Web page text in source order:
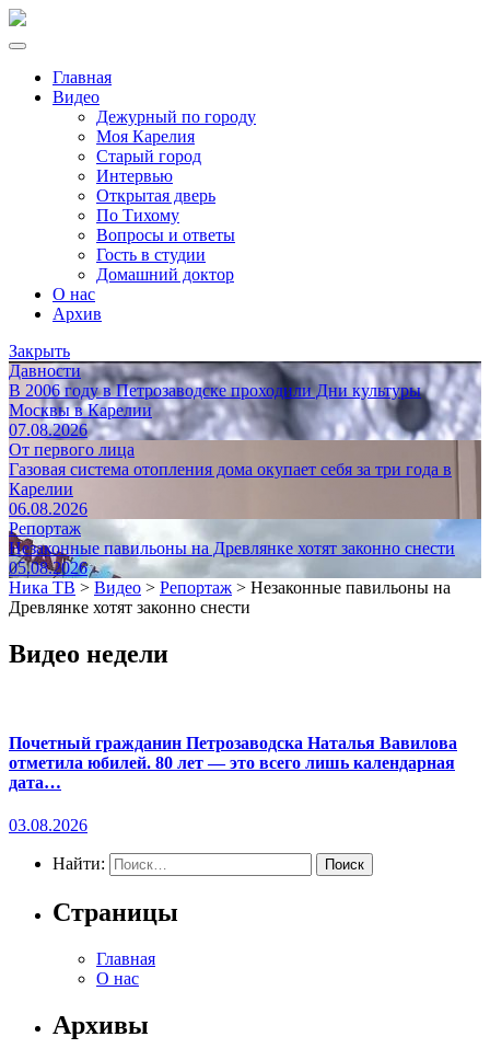
Главная
Видео
Дежурный по городу
Моя Карелия
Старый город
Интервью
Открытая дверь
По Тихому
Вопросы и ответы
Гость в студии
Домашний доктор
О нас
Архив
Закрыть
Давности
В 2006 году в Петрозаводске проходили Дни культуры
Москвы в Карелии
07.08.2026
От первого лица
Газовая система отопления дома окупает себя за три года в
Карелии
06.08.2026
Репортаж
Незаконные павильоны на Древлянке хотят законно снести
05.08.2026
Ника ТВ > Видео > Репортаж > Незаконные павильоны на
Древлянке хотят законно снести
Видео недели
Почетный гражданин Петрозаводска Наталья Вавилова
отметила юбилей. 80 лет — это всего лишь календарная
дата…
03.08.2026
Найти:
Страницы
Главная
О нас
Архивы